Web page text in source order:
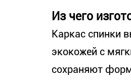
Из чего
Каркас спинки
экокожей с
сохраняют